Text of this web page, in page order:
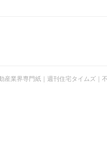
産業界専門紙｜週刊住宅タイムズ｜